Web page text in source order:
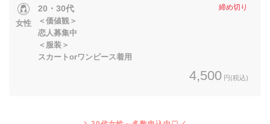
女性
締め切り
20・30代
＜価値観＞
恋人募集中
＜服装＞
スカートorワンピース着用
4,500 円(税込)